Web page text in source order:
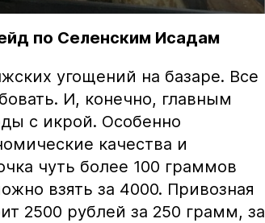
по Селенским Исадам
угощений на базаре. Все
И, конечно, главным
с икрой. Особенно
качества и
чуть более 100 граммов
взять за 4000. Привозная
2500 рублей за 250 грамм, за